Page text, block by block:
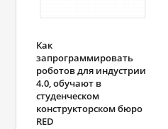
Как
запрограммировать
роботов для индустрии
4.0, обучают в
студенческом
конструкторском бюро
RED